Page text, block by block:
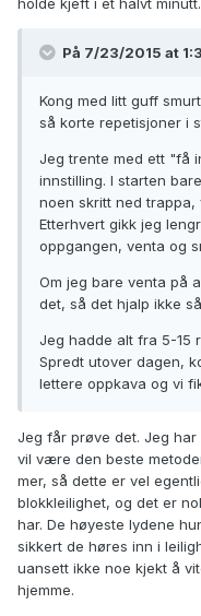
holde kjeft i et halvt minutt.
På 7/23/2015 at
Kong med litt guff
så korte repetisjoner i
Jeg trente med ett "få
innstilling. I starten
noen skritt ned trappa,
Etterhvert gikk jeg
oppgangen, venta og
Om jeg bare venta på
det, så det hjalp ikke
Jeg hadde alt fra 5-15
Spredt utover dagen,
lettere oppkava og vi
Jeg får prøve det. Jeg
vil være den beste
mer, så dette er vel
blokkleilighet, og det er
har. De høyeste lydene
sikkert de høres inn i
uansett ikke noe kjekt å
hjemme.